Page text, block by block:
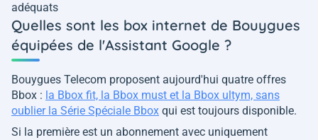
adéquats
Quelles sont les box internet de Bouygues
équipées de l'Assistant Google ?
Bouygues Telecom proposent aujourd'hui quatre offres
Bbox : la Bbox fit, la Bbox must et la Bbox ultym, sans
oublier la Série Spéciale Bbox qui est toujours disponible.
Si la première est un abonnement avec uniquement